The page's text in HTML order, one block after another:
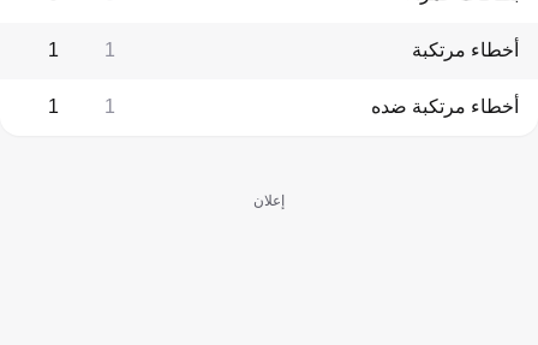
أخطاء مرتكبة 1
1
أخطاء مرتكبة ضده 1
1
إعلان